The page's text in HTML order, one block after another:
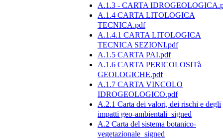
A.1.3 - CARTA
A.1.4 CARTA LITOLOGICA
TECNICA.pdf
A.1.4.1 CARTA LITOLOGICA
TECNICA SEZIONI.pdf
A.1.5 CARTA PAI.pdf
A.1.6 CARTA PERICOLOSITà
GEOLOGICHE.pdf
A.1.7 CARTA VINCOLO
IDROGEOLOGICO.pdf
A.2.1 Carta dei valori, dei rischi e degli
impatti geo-ambientali_signed
A.2 Carta del sistema botanico-
vegetazionale_signed